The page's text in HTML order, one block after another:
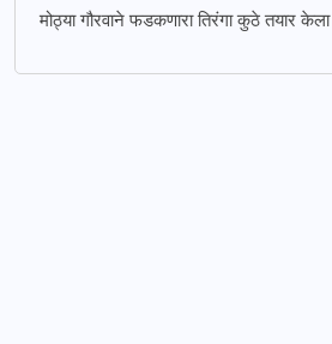
मोठ्या गौरवाने फडकणारा तिरंगा कुठे तयार केला